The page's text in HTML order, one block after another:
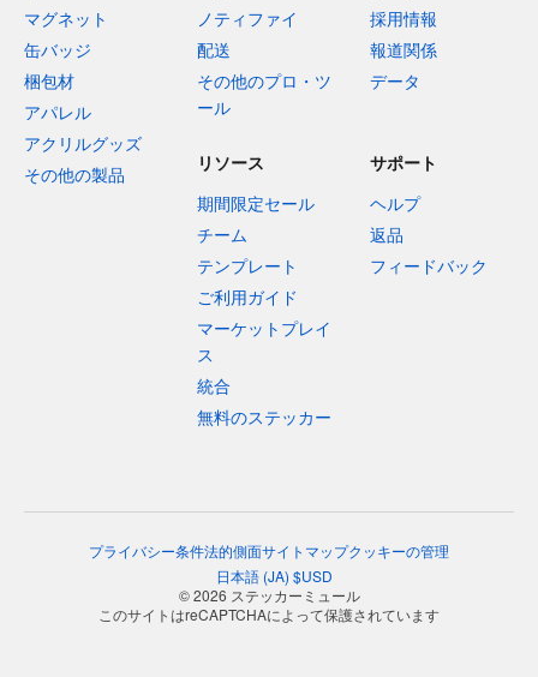
マグネット
缶バッジ
梱包材
アパレル
アクリルグッズ
その他の製品
ノティファイ
配送
その他のプロ・ツ
ール
採用情報
報道関係
データ
リソース
期間限定セール
チーム
テンプレート
ご利用ガイド
マーケットプレイ
ス
統合
無料のステッカー
サポート
ヘルプ
返品
フィードバック
プライバシー条件法的側面サイトマップクッキーの管理
日本語(JA) $USD
© 2026 ステッカーミュール
このサイトはreCAPTCHAによって保護されています